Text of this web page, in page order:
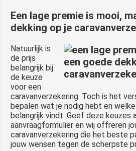
Een lage premie is mooi,
dekking op je
Natuurlijk is
de prijs
belangrijk bij
de keuze
voor een
caravanverzekering. Toch is het
bepalen wat je nodig hebt en
belangrijk vindt. Geef deze keuzes
aanvraagformulier en wij offreren
caravanverzekering die het beste
jouw wensen tegen de scherpste